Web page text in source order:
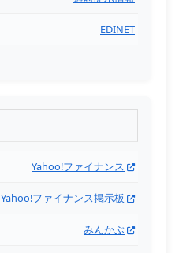
EDINET
Yahoo!ファイナンス
Yahoo!ファイナンス掲示板
みんかぶ